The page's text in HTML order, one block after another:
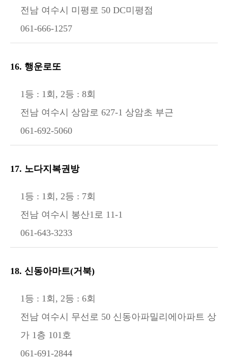
전남 여수시 미평로 50 DC미평점
061-666-1257
16. 행운로또
1등 : 1회, 2등 : 8회
전남 여수시 상암로 627-1 상암초 부근
061-692-5060
17. 노다지복권방
1등 : 1회, 2등 : 7회
전남 여수시 봉산1로 11-1
061-643-3233
18. 신동아마트(거북)
1등 : 1회, 2등 : 6회
전남 여수시 무선로 50 신동아파밀리에아파트 상
가 1층 101호
061-691-2844